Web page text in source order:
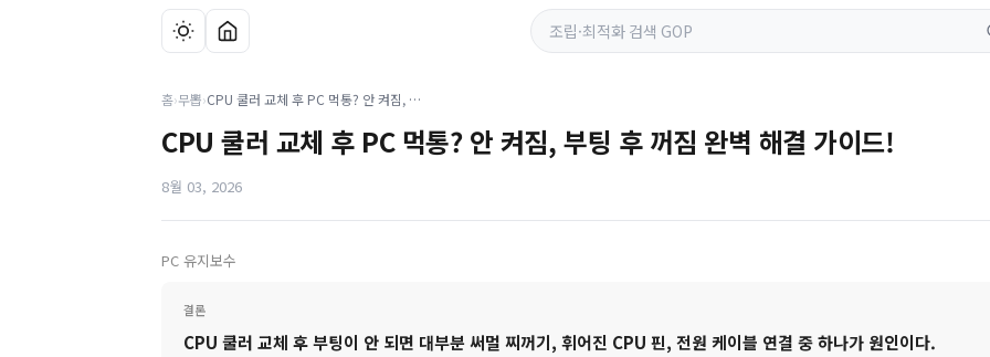
홈›무뽑› CPU 쿨러 교체 후 PC 먹통? 안 켜짐, 부팅 후 꺼짐 완벽 해결 가이드!
CPU 쿨러 교체 후 PC 먹통? 안 켜짐, 부팅 후 꺼짐 완벽 해결 가이드!
8월 03, 2026
PC 유지보수
결론
CPU 쿨러 교체 후 부팅이 안 되면 대부분 써멀 찌꺼기, 휘어진 CPU 핀, 전원 케이블 연결 중 하나가 원인이다.